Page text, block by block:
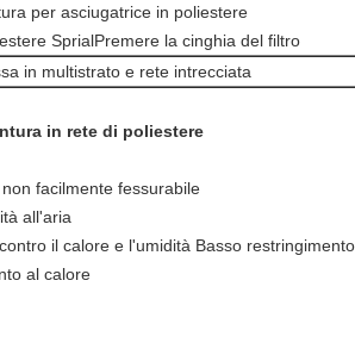
per asciugatrice in poliestere
SprialPremere la cinghia del filtro
in multistrato e rete intrecciata
in rete di poliestere
facilmente fessurabile
all'aria
il calore e l'umidità Basso
al calore